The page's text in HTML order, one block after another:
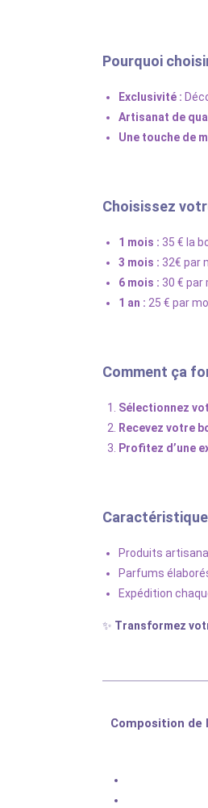
Pourquoi
Exclusivité :
Artisanat de
Une touche de
Choisissez
1 mois : 35 € la
3 mois : 32€ par
6 mois : 30 € par
1 an : 25 € par
Comment ça
Sélectionnez
Recevez votre
Profitez d’une
Produits
Parfums
Expédition
✨ Transformez
Composition de